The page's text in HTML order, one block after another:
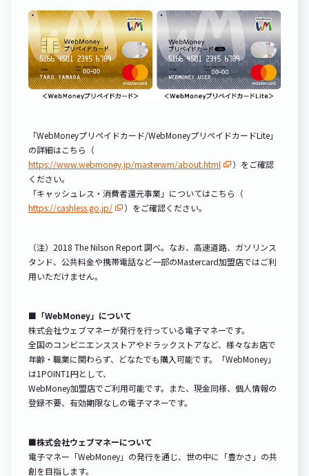
「WebMoneyプリペイドカード/WebMoneyプリペイドカードLite」
の詳細はこちら（
https://www.webmoney.jp/masterwm/about.html
）をご確認
ください。
「キャッシュレス・消費者還元事業」についてはこちら（
https://cashless.go.jp/
）をご確認ください。
（注）2018 The Nilson Report 調べ。なお、高速道路、ガソリンス
タンド、公共料金や携帯電話など一部のMastercard加盟店ではご利
用いただけません。
■「WebMoney」について
株式会社ウェブマネーが発行を行っている電子マネーです。
全国のコンビニエンスストアやドラックストアなど、様々なお店で
年齢・職業に関わらず、どなたでも購入可能です。「WebMoney」
は1POINT1円として、
WebMoney加盟店でご利用可能です。また、現金同様、個人情報の
登録不要、有効期限なしの電子マネーです。
■株式会社ウェブマネーについて
電子マネー「WebMoney」の発行を通じ、世の中に「豊かさ」の共
創を目指します。